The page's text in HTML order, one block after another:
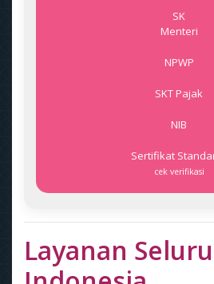
SK
Menteri
NPWP
SKT Pajak
NIB
Sertifikat
cek verifikasi
Layanan